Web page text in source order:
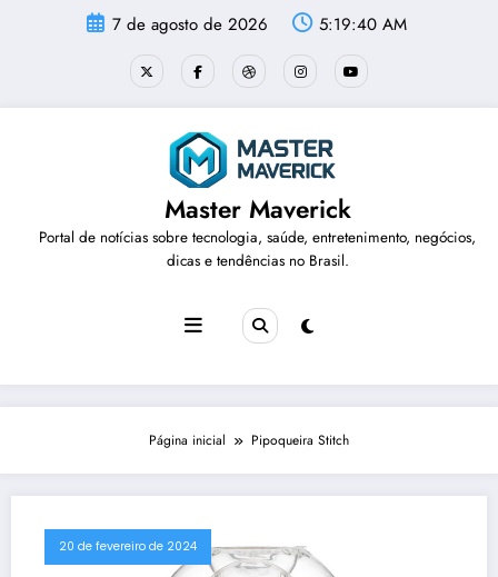
7 de agosto de 2026 5:19:40 AM
Master Maverick
Portal de notícias sobre tecnologia, saúde, entretenimento, negócios,
dicas e tendências no Brasil.
Página inicial Pipoqueira Stitch
20 de fevereiro de 2024